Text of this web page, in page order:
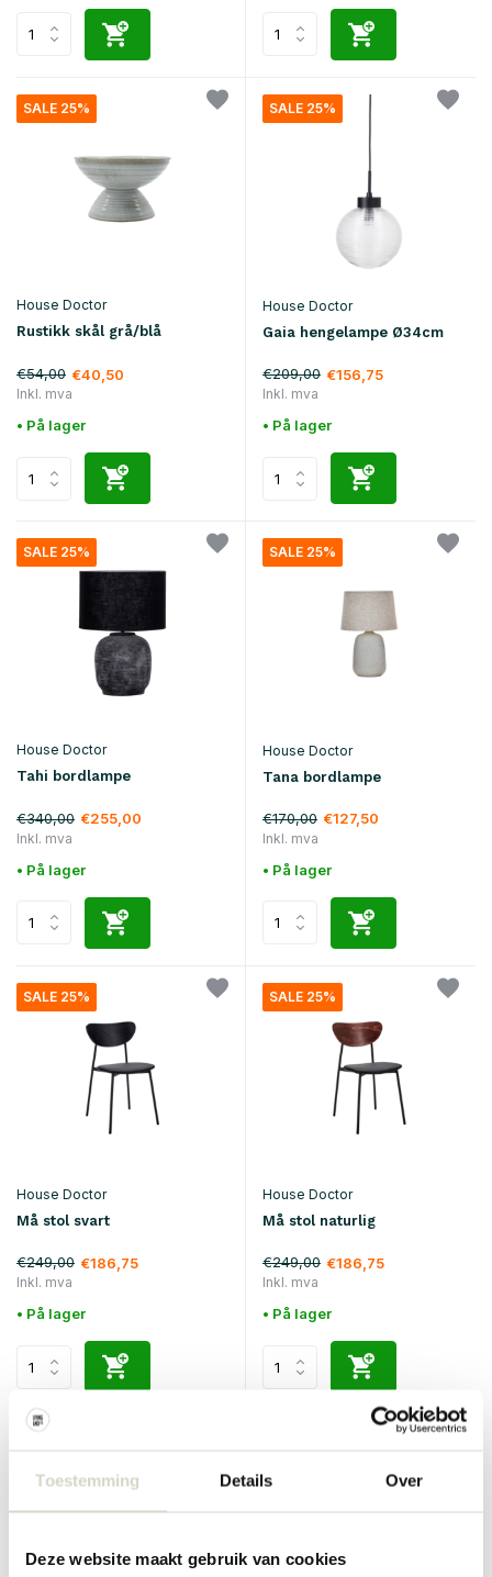
Toestemming Details Over
Deze website maakt gebruik van cookies
SALE 25%
House Doctor
Rustikk skål grå/blå
€54,00 €40,50
Inkl. mva
• På lager
SALE 25%
House Doctor
Gaia hengelampe Ø34cm
€209,00 €156,75
Inkl. mva
• På lager
SALE 25%
House Doctor
Tahi bordlampe
€340,00 €255,00
Inkl. mva
• På lager
SALE 25%
House Doctor
Tana bordlampe
€170,00 €127,50
Inkl. mva
• På lager
SALE 25%
House Doctor
Må stol svart
€249,00 €186,75
Inkl. mva
• På lager
SALE 25%
House Doctor
Må stol naturlig
€249,00 €186,75
Inkl. mva
• På lager